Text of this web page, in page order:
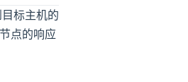
标主机的
点的响应